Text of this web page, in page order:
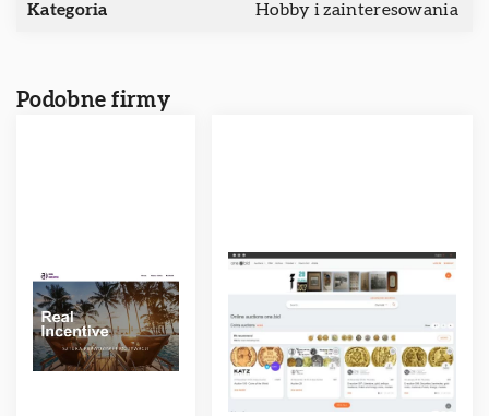
Kategoria Hobby i zainteresowania
Podobne firmy